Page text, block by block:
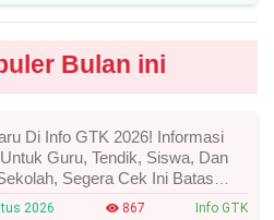
Bulan ini
Di Info GTK 2026! Informasi
Guru, Tendik, Siswa, Dan
Segera Cek Ini Batas
2026 867 Info GTK